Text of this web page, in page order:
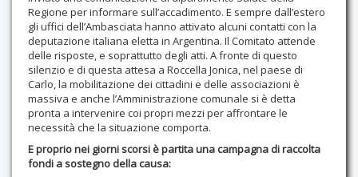
Regione per informare sull’accadimento. E sempre dall’estero
gli uffici dell’Ambasciata hanno attivato alcuni contatti con la
deputazione italiana eletta in Argentina. Il Comitato attende
delle risposte, e soprattutto degli atti. A fronte di questo
silenzio e di questa attesa a Roccella Jonica, nel paese di
Carlo, la mobilitazione dei cittadini e delle associazioni è
massiva e anche l’Amministrazione comunale si è detta
pronta a intervenire coi propri mezzi per affrontare le
necessità che la situazione comporta.
E proprio nei giorni scorsi è partita una campagna di raccolta
fondi a sostegno della causa: